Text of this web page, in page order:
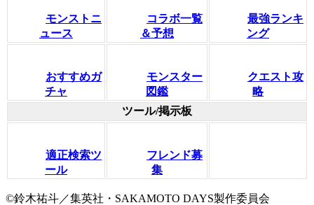
モンストニ
ュース
コラボ一覧
＆予想
最強ランキ
ング
おすすめガ
チャ
モンスター
図鑑
クエスト攻
略
ツール/掲示板
適正検索ツ
ール
フレンド募
集
©鈴木祐斗／集英社・SAKAMOTO DAYS製作委員会